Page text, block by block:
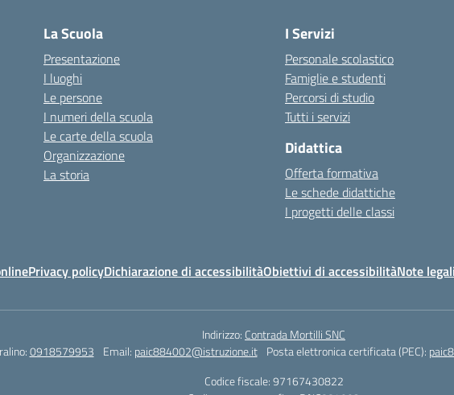
La Scuola
Presentazione
I luoghi
Le persone
I numeri della scuola
Le carte della scuola
Organizzazione
La storia
I Servizi
Personale scolastico
Famiglie e studenti
Percorsi di studio
Tutti i servizi
Didattica
Offerta formativa
Le schede didattiche
I progetti delle classi
Privacy policyDichiarazione di accessibilitàObiettivi di accessibilitàNote legali
Indirizzo: Contrada Mortilli SNC
0918579953 Email: paic884002@istruzione.it Posta elettronica certificata (PEC):
Codice fiscale: 97167430822